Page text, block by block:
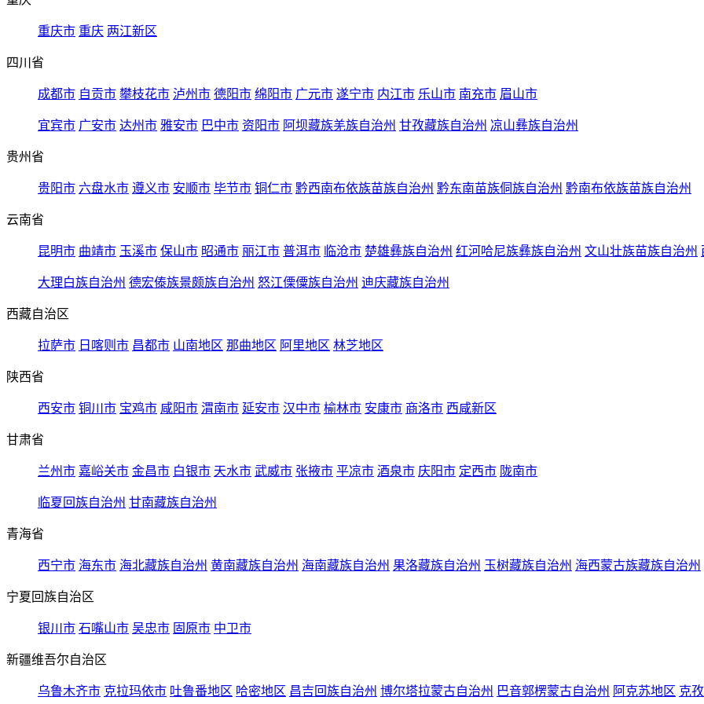
重庆市 重庆 两江新区
四川省
成都市 自贡市 攀枝花市 泸州市 德阳市 绵阳市 广元市 遂宁市 内江市 乐山市 南充市 眉山市
宜宾市 广安市 达州市 雅安市 巴中市 资阳市 阿坝藏族羌族自治州 甘孜藏族自治州 凉山彝族自治州
贵州省
贵阳市 六盘水市 遵义市 安顺市 毕节市 铜仁市 黔西南布依族苗族自治州 黔东南苗族侗族自治州 黔南布依族苗族自治州
云南省
昆明市 曲靖市 玉溪市 保山市 昭通市 丽江市 普洱市 临沧市 楚雄彝族自治州 红河哈尼族彝族自治州 文山壮族苗族自治州
大理白族自治州 德宏傣族景颇族自治州 怒江傈僳族自治州 迪庆藏族自治州
西藏自治区
拉萨市 日喀则市 昌都市 山南地区 那曲地区 阿里地区 林芝地区
陕西省
西安市 铜川市 宝鸡市 咸阳市 渭南市 延安市 汉中市 榆林市 安康市 商洛市 西咸新区
甘肃省
兰州市 嘉峪关市 金昌市 白银市 天水市 武威市 张掖市 平凉市 酒泉市 庆阳市 定西市 陇南市
临夏回族自治州 甘南藏族自治州
青海省
西宁市 海东市 海北藏族自治州 黄南藏族自治州 海南藏族自治州 果洛藏族自治州 玉树藏族自治州 海西蒙古族藏族自治州
宁夏回族自治区
银川市 石嘴山市 吴忠市 固原市 中卫市
新疆维吾尔自治区
乌鲁木齐市 克拉玛依市 吐鲁番地区 哈密地区 昌吉回族自治州 博尔塔拉蒙古自治州 巴音郭楞蒙古自治州 阿克苏地区 克